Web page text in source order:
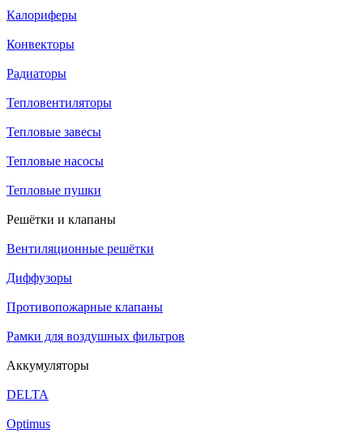
Калориферы
Конвекторы
Радиаторы
Тепловентиляторы
Тепловые завесы
Тепловые насосы
Тепловые пушки
Решётки и клапаны
Вентиляционные решётки
Диффузоры
Противопожарные клапаны
Рамки для воздушных фильтров
Аккумуляторы
DELTA
Optimus